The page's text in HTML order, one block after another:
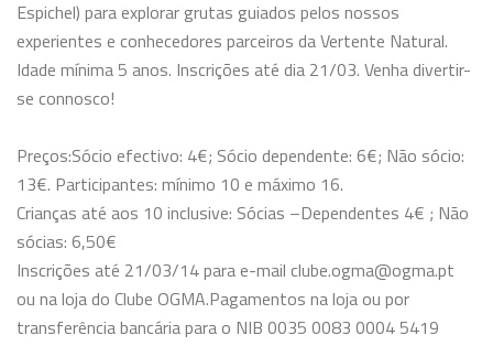
Espichel) para explorar grutas guiados pelos nossos
experientes e conhecedores parceiros da Vertente Natural.
Idade mínima 5 anos. Inscrições até dia 21/03. Venha divertir-
se connosco!
Preços:Sócio efectivo: 4€; Sócio dependente: 6€; Não sócio:
13€. Participantes: mínimo 10 e máximo 16.
Crianças até aos 10 inclusive: Sócias –Dependentes 4€ ; Não
sócias: 6,50€
Inscrições até 21/03/14 para e-mail clube.ogma@ogma.pt
ou na loja do Clube OGMA.Pagamentos na loja ou por
transferência bancária para o NIB 0035 0083 0004 5419